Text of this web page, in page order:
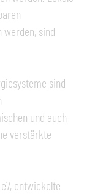
sind
sind
und auch
verstärkte
entwickelte